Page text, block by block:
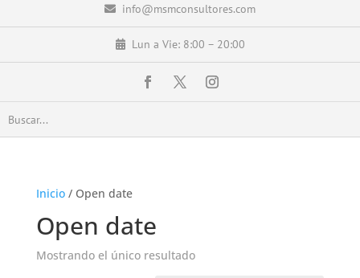
info@msmconsultores.com
Lun a Vie: 8:00 – 20:00
Inicio/ Open date
Open date
Mostrando el único resultado